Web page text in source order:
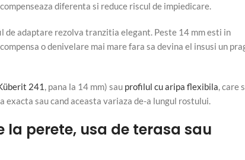
diferenta si reduce riscul de impiedicare.
de adaptare rezolva tranzitia elegant. Peste 14 mm esti in
o denivelare mai mare fara sa devina el insusi un
241 , pana la 14 mm) sau profilul cu aripa flexibila, care
sau cand aceasta variaza de-a lungul rostului.
perete, usa de terasa sau